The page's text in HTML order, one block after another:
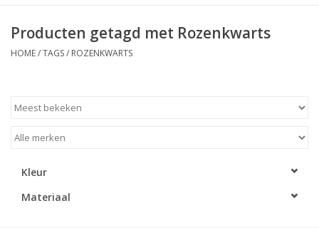
Geurkaarsen
LED Kaarsen
Producten getagd met Rozenkwarts
HOME/TAGS/ ROZENKWARTS
Kleur
Materiaal